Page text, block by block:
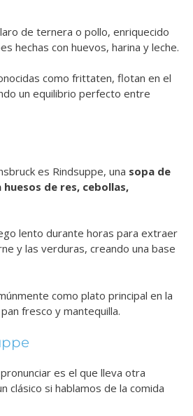
de ternera o pollo, enriquecido
hechas con huevos, harina y leche.
como frittaten, flotan en el
un equilibrio perfecto entre
es Rindsuppe, una sopa de
de res, cebollas,
lento durante horas para extraer
y las verduras, creando una base
como plato principal en la
fresco y mantequilla.
es el que lleva otra
clásico si hablamos de la comida